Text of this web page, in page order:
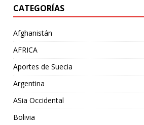
CATEGORÍAS
Afghanistán
AFRICA
Aportes de Suecia
Argentina
ASia Occidental
Bolivia